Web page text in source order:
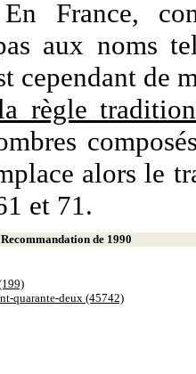
France,
aux noms
cependant de
règle
alors le
et 71.
Recommandation de 1990
quarante-deux (45742)